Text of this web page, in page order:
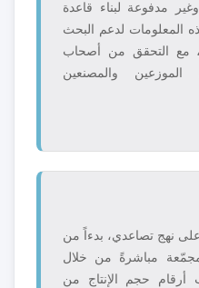
مدفوعة لبناء قاعدة
المعلومات لدعم البحث
مع التحقق من أصحاب
والمصنعين
نهج تصاعدي، بدءاً من
مباشرةً من خلال
أرقام حجم الإنتاج من